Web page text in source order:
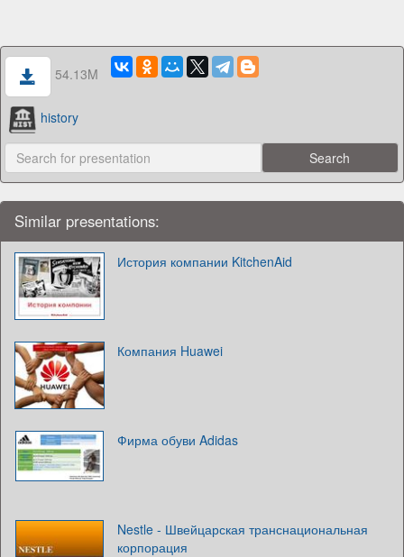
54.13M
history
Similar presentations:
История компании KitchenAid
Компания Huawei
Фирма обуви Adidas
Nestle - Швейцарская транснациональная
корпорация